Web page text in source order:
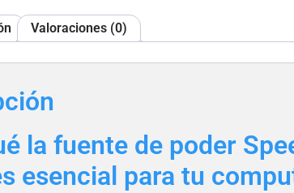
Valoraciones (0)
la fuente de poder
esencial para tu